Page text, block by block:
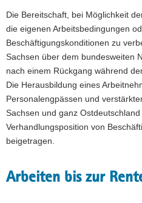
Die Bereitschaft, bei Möglichkeit
die eigenen Arbeitsbedingungen
Beschäftigungskonditionen zu
Sachsen über dem bundesweiten
nach einem Rückgang während
Die Herausbildung eines
Personalengpässen und
Sachsen und ganz
Verhandlungsposition von
beigetragen.
Arbeiten bis zur